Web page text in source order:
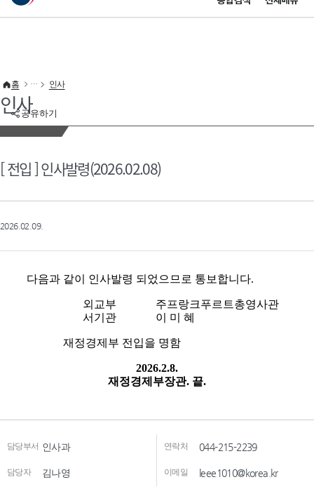
이 누리집은 대한민국 공식 전자정부 누리집입니다.
공유하기
홈 인사
인사
[ 전입 ] 인사발령(2026.02.08)
2026.02.09.
담당부서 인사과 연락처 044-215-2239
담당자 김나영 이메일 leee1010@korea.kr